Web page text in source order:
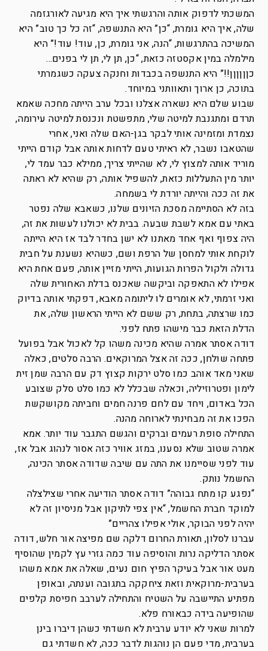
המשכתי לדפוק אותה והרגשתי איך היא מגיעה לאורגזמה
שלה, איך היא גומרת, “כן” היא התנשפה, “זה כל כך טוב” היא
המשיכה בהתרגשות, “הנה, אני גומרת, כן, עוד! עוד!” היא
מילמלה במין אקסטזה כזאת, “כן, תן לי, תן לי בפנים…
כןןןןןן!!” היא התנשפה בכבדות וחנקה צעקה כשגמרתי
בתוכה, כן ארוך ותאוותני במיוחד.
שבוע שלם היא נשארה אצלנו ובכל ערב הייתה מחכה שאמא
תרדם ומתגנבת למיטה שלי, מתפשטת ונכנסת למיטה עירומה,
נצמדת ומזמינה אותי לבקר בגן-האם שלה ואני, אחרי
שהטאבו נשבר, לא ראיתי טעם לדחות אותה אבל קודם הייתי
מוריד אותה למצוץ לי, לא שהייתי צריך, ממילא כבר עמד לי,
יותר מין התעללות כזאת, להשפיל אותה, רק שהיא לא ראתה
את זה ככה והייתה יורדת לי בשמחה.
בזה לא הסתיימה מסכת הזיונים שלנו, כשאבא שלה נפטר
באתי עם אמא לשבת שבעה. בבית לא יכולנו לעשות את זה,
היה צפוף ואף אחד מאתנו לא ישן בחדר לבד אז היא הייתה
לוקחת אותי למחסן של הרפת ושם, כשהיא נשענת על חבית
גדולה ולקול הפרות הגועות, הייתי מזיין אותה, פעם אחת היא
אפילו לא התאפקה וביקשה שאכנס בדלת האחורית שלה
ואני זרמתי, לא אומרים לו ליתומה מאבא, דפקתי אותה בדיוק
כמו שרצתה, בתחת, רק ששם לא הייתי הראשון שלה, את
הדלת הזאת כבר מישהו פתח לפני.
דודה אסתר אמרה שהיא מכינה משהו קל לאכול אבל בפועל
פתחה שולחן, ככה זה אצל המרוקאים. הרבה סלטים, כאלה
שאני מאד אוהב כמו סלט ירקות קצוץ דק עם הרבה שמן זית
לימון ופטרוזיליה, וכאלה שבכלל לא כמו סלט סלק שצובע
הכל באדום, ויחד עם לחם פרנה חמים וחביתה מקושקשת
הפכו את זה מבחינתי לארוחה מהנה.
התחילה סופת רעמים וברקים והגשם התגבר עוד יותר. אמא
אמרה שטוב שלא נסענו, במזג אוויר כזה אסור לנהוג אבל אז,
עוד לפני שסיימנו את התה עם שיבה שדודה אסתר הכינה,
החשמל נותק.
“נפגע קו מתח גבוהה” דודה אסתר הודיעה אחרי שצילצלה
למוקד חברת החשמל, “אין צפי לתיקון אבל מניסיון זה לא
יהיה לפני הבוקר, אולי אפילו צהריים”
עברנו לסלון, תאורת החרום דלקה שם מפיצה אור חלש, דודה
אסתר הדליקה נרות והוסיפה עוד כמה גזרי עץ לקמין שהוסיף
מעט אור אבל בעיקר הפיץ חום נעים, שאלה את אמא משהו
בערבית-מרוקאית וזאת ציחקקה בתגובה וענתה, ובאופן
מפתיע התיישבה על השטיח והתחילה לערבב חפיסת קלפים
שהופיעה בידה כבאורח פלא.
למרות שאני לא יודע ערבית לא חשדתי כשהן דיברו בינן
בערבית, מדי פעם הן נוהגות לדבר ככה, לא חשדתי גם